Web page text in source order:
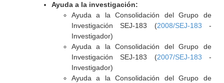
Ayuda a la investigación:
Ayuda a la Consolidación del Grupo de
Investigación SEJ-183 (2008/SEJ-183 -
Investigador)
Ayuda a la Consolidación del Grupo de
Investigación SEJ-183 (2007/SEJ-183 -
Investigador)
Ayuda a la Consolidación del Grupo de